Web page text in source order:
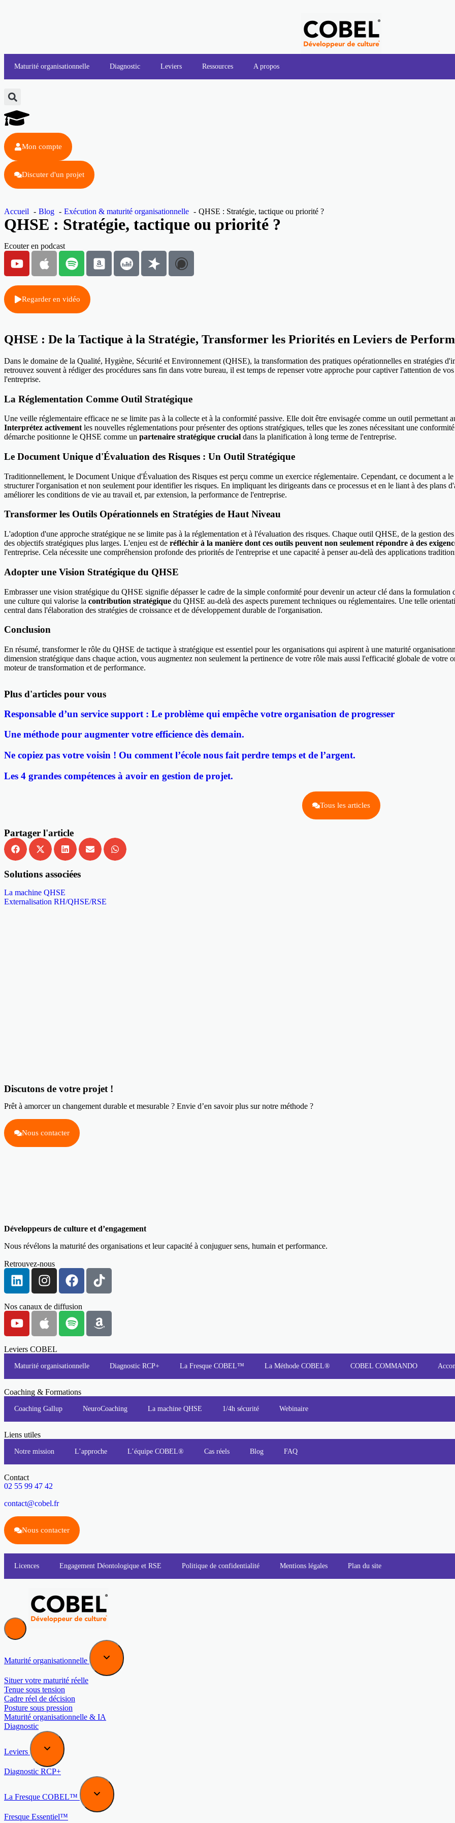
Maturité organisationnelle Diagnostic Leviers Ressources A propos
Mon compte
Discuter d'un projet
Accueil Blog Exécution & maturité organisationnelle QHSE : Stratégie, tactique ou priorité ?
QHSE : Stratégie, tactique ou priorité ?
Ecouter en podcast
Regarder en vidéo
QHSE : De la Tactique à la Stratégie, Transformer les Priorités en Leviers de
Dans le domaine de la Qualité, Hygiène, Sécurité et Environnement (QHSE), la transformation des pratiques opérationnelles en stratégies
retrouvez souvent à rédiger des procédures sans fin dans votre bureau, il est temps de repenser votre approche pour captiver l'attention de
l'entreprise.
La Réglementation Comme Outil Stratégique
Une veille réglementaire efficace ne se limite pas à la collecte et à la conformité passive. Elle doit être envisagée comme un outil permettant
Interprétez activement les nouvelles réglementations pour présenter des options stratégiques, telles que les zones nécessitant une
démarche positionne le QHSE comme un partenaire stratégique crucial dans la planification à long terme de l'entreprise.
Le Document Unique d'Évaluation des Risques : Un Outil Stratégique
Traditionnellement, le Document Unique d'Évaluation des Risques est perçu comme un exercice réglementaire. Cependant, ce document a
structurer l'organisation et non seulement pour identifier les risques. En impliquant les dirigeants dans ce processus et en le liant à des
améliorer les conditions de vie au travail et, par extension, la performance de l'entreprise.
Transformer les Outils Opérationnels en Stratégies de Haut Niveau
L'adoption d'une approche stratégique ne se limite pas à la réglementation et à l'évaluation des risques. Chaque outil QHSE, de la gestion
des objectifs stratégiques plus larges. L'enjeu est de réfléchir à la manière dont ces outils peuvent non seulement répondre à des
l'entreprise. Cela nécessite une compréhension profonde des priorités de l'entreprise et une capacité à penser au-delà des applications
Adopter une Vision Stratégique du QHSE
Embrasser une vision stratégique du QHSE signifie dépasser le cadre de la simple conformité pour devenir un acteur clé dans la formulation
une culture qui valorise la contribution stratégique du QHSE au-delà des aspects purement techniques ou réglementaires. Une telle
central dans l'élaboration des stratégies de croissance et de développement durable de l'organisation.
Conclusion
En résumé, transformer le rôle du QHSE de tactique à stratégique est essentiel pour les organisations qui aspirent à une maturité
dimension stratégique dans chaque action, vous augmentez non seulement la pertinence de votre rôle mais aussi l'efficacité globale de
moteur de transformation et de performance.
Plus d'articles pour vous
Responsable d’un service support : Le problème qui empêche votre organisation de progresser
Une méthode pour augmenter votre efficience dès demain.
Ne copiez pas votre voisin ! Ou comment l’école nous fait perdre temps et de l’argent.
Les 4 grandes compétences à avoir en gestion de projet.
Tous les articles
Partager l'article
Solutions associées
La machine QHSE
Externalisation RH/QHSE/RSE
Discutons de votre projet !
Prêt à amorcer un changement durable et mesurable ? Envie d’en savoir plus sur notre méthode ?
Nous contacter
Développeurs de culture et d’engagement
Nous révélons la maturité des organisations et leur capacité à conjuguer sens, humain et performance.
Retrouvez-nous
Nos canaux de diffusion
Leviers COBEL
Maturité organisationnelle Diagnostic RCP+ La Fresque COBEL™ La Méthode COBEL® COBEL COMMANDO
Coaching & Formations
Coaching Gallup NeuroCoaching La machine QHSE 1/4h sécurité Webinaire
Liens utiles
Notre mission L’approche L’équipe COBEL® Cas réels Blog FAQ
Contact
02 55 99 47 42
contact@cobel.fr
Nous contacter
Licences Engagement Déontologique et RSE Politique de confidentialité Mentions légales Plan du site
Maturité organisationnelle
Situer votre maturité réelle
Tenue sous tension
Cadre réel de décision
Posture sous pression
Maturité organisationnelle & IA
Diagnostic
Leviers
Diagnostic RCP+
La Fresque COBEL™
Fresque Essentiel™